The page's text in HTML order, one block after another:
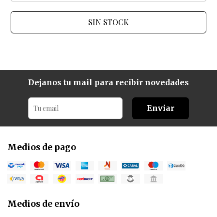
SIN STOCK
Dejanos tu mail para recibir novedades
Enviar
Medios de pago
Medios de envío